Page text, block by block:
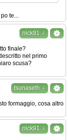
te...
nick91 ↓
finale?
nel primo
scusa?
tsunaseth ↓
formaggio, cosa altro
nick91 ↓